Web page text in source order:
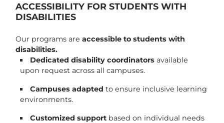
ACCESSIBILITY FOR STUDENTS WITH
DISABILITIES
Our programs are accessible to students with
disabilities.
Dedicated disability coordinators available
upon request across all campuses.
Campuses adapted to ensure inclusive learning
environments.
Customized support based on individual needs